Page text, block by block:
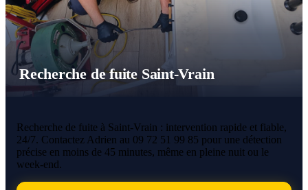
Recherche de fuite Saint-Vrain
Recherche de fuite à Saint-Vrain : intervention rapide et fiable,
24/7. Contactez Adrien au 09 72 51 99 85 pour une détection
précise en moins de 45 minutes, même en pleine nuit ou le
week-end.